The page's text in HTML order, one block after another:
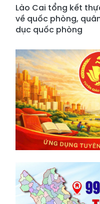
Lào Cai tổng kết
về quốc phòng,
dục quốc phòng